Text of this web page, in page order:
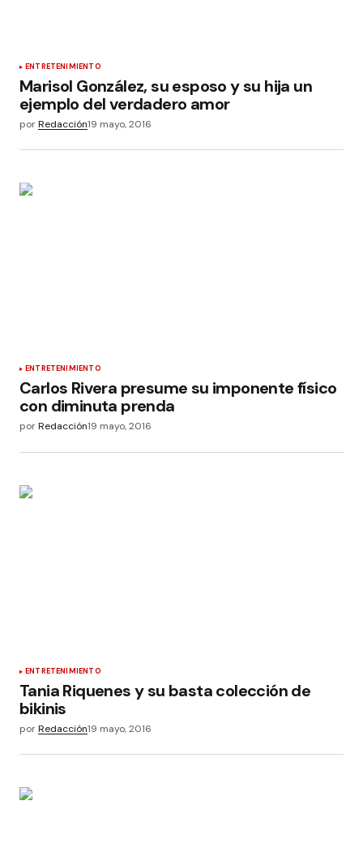
ENTRETENIMIENTO
Marisol González, su esposo y su hija un
ejemplo del verdadero amor
porRedacción19 mayo, 2016
ENTRETENIMIENTO
Carlos Rivera presume su imponente físico
con diminuta prenda
porRedacción19 mayo, 2016
ENTRETENIMIENTO
Tania Riquenes y su basta colección de
bikinis
porRedacción19 mayo, 2016